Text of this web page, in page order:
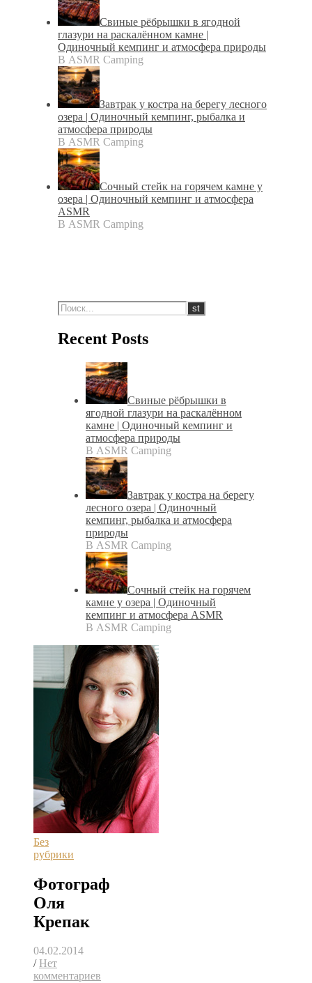
Свиные рёбрышки в ягодной
глазури на раскалённом камне |
Одиночный кемпинг и атмосфера природы
В ASMR Camping
Завтрак у костра на берегу лесного
озера | Одиночный кемпинг, рыбалка и
атмосфера природы
В ASMR Camping
Сочный стейк на горячем камне у
озера | Одиночный кемпинг и атмосфера
ASMR
В ASMR Camping
Recent Posts
Свиные рёбрышки в
ягодной глазури на раскалённом
камне | Одиночный кемпинг и
атмосфера природы
В ASMR Camping
Завтрак у костра на берегу
лесного озера | Одиночный
кемпинг, рыбалка и атмосфера
природы
В ASMR Camping
Сочный стейк на горячем
камне у озера | Одиночный
кемпинг и атмосфера ASMR
В ASMR Camping
Без
рубрики
Фотограф
Оля
Крепак
04.02.2014
/ Нет
комментариев